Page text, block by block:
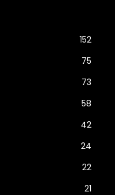
152
75
73
58
42
24
22
21